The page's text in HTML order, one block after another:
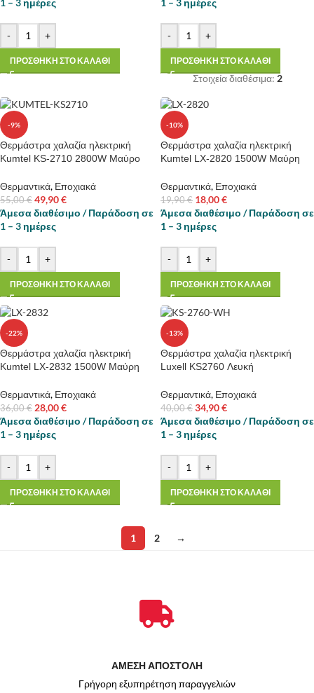
1 – 3 ημέρες
- +
ΠΡΟΣΘΗΚΗ ΣΤΟ ΚΑΛΑΘΙ
1 – 3 ημέρες
- +
ΠΡΟΣΘΗΚΗ ΣΤΟ ΚΑΛΑΘΙ
Στοιχεία διαθέσιμα: 2
-9%
Θερμάστρα χαλαζία ηλεκτρική
Kumtel KS-2710 2800W Μαύρο
Θερμαντικά, Εποχιακά
55,00€ 49,90€
Άμεσα διαθέσιμο / Παράδοση σε
1 – 3 ημέρες
- +
ΠΡΟΣΘΗΚΗ ΣΤΟ ΚΑΛΑΘΙ
-10%
Θερμάστρα χαλαζία ηλεκτρική
Kumtel LX-2820 1500W Μαύρη
Θερμαντικά, Εποχιακά
19,90€ 18,00€
Άμεσα διαθέσιμο / Παράδοση σε
1 – 3 ημέρες
- +
ΠΡΟΣΘΗΚΗ ΣΤΟ ΚΑΛΑΘΙ
-22%
Θερμάστρα χαλαζία ηλεκτρική
Kumtel LX-2832 1500W Μαύρη
Θερμαντικά, Εποχιακά
36,00€ 28,00€
Άμεσα διαθέσιμο / Παράδοση σε
1 – 3 ημέρες
- +
ΠΡΟΣΘΗΚΗ ΣΤΟ ΚΑΛΑΘΙ
-13%
Θερμάστρα χαλαζία ηλεκτρική
Luxell KS2760 Λευκή
Θερμαντικά, Εποχιακά
40,00€ 34,90€
Άμεσα διαθέσιμο / Παράδοση σε
1 – 3 ημέρες
- +
ΠΡΟΣΘΗΚΗ ΣΤΟ ΚΑΛΑΘΙ
1 2 →
ΑΜΕΣΗ ΑΠΟΣΤΟΛΗ
Γρήγορη εξυπηρέτηση παραγγελιών